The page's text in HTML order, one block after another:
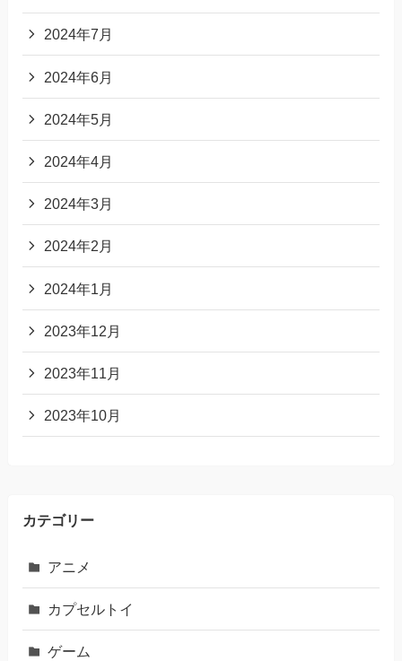
2024年7月
2024年6月
2024年5月
2024年4月
2024年3月
2024年2月
2024年1月
2023年12月
2023年11月
2023年10月
カテゴリー
アニメ
カプセルトイ
ゲーム